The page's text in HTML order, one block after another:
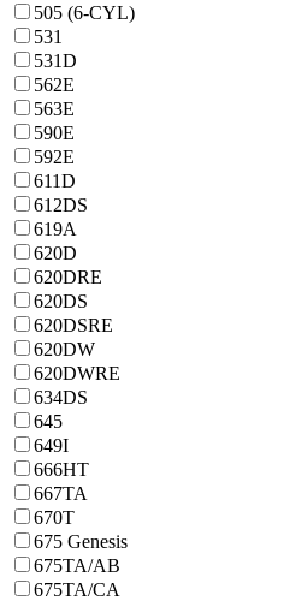
505 (6-CYL)
531
531D
562E
563E
590E
592E
611D
612DS
619A
620D
620DRE
620DS
620DSRE
620DW
620DWRE
634DS
645
649I
666HT
667TA
670T
675 Genesis
675TA/AB
675TA/CA